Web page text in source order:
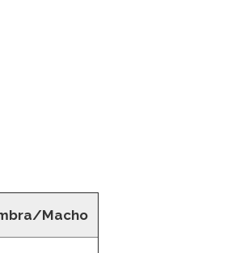
Macho